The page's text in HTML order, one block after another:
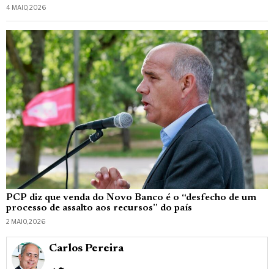
4 MAIO, 2026
PCP diz que venda do Novo Banco é o “desfecho de um
processo de assalto aos recursos” do país
2 MAIO, 2026
Carlos Pereira